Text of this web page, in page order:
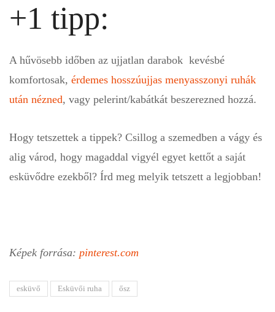
+1 tipp:
A hűvösebb időben az ujjatlan darabok kevésbé
komfortosak, érdemes hosszúujjas menyasszonyi ruhák
után nézned, vagy pelerint/kabátkát beszerezned hozzá.
Hogy tetszettek a tippek? Csillog a szemedben a vágy és
alig várod, hogy magaddal vigyél egyet kettőt a saját
esküvődre ezekből? Írd meg melyik tetszett a legjobban!
Képek forrása: pinterest.com
esküvő Esküvői ruha ősz